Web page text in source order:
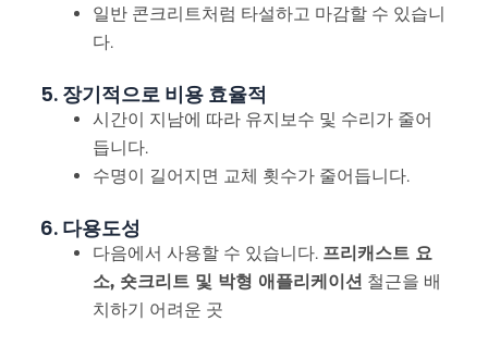
일반 콘크리트처럼 타설하고 마감할 수 있습니
다.
5. 장기적으로 비용 효율적
시간이 지남에 따라 유지보수 및 수리가 줄어
듭니다.
수명이 길어지면 교체 횟수가 줄어듭니다.
6. 다용도성
다음에서 사용할 수 있습니다. 프리캐스트 요
소, 숏크리트 및 박형 애플리케이션 철근을 배
치하기 어려운 곳